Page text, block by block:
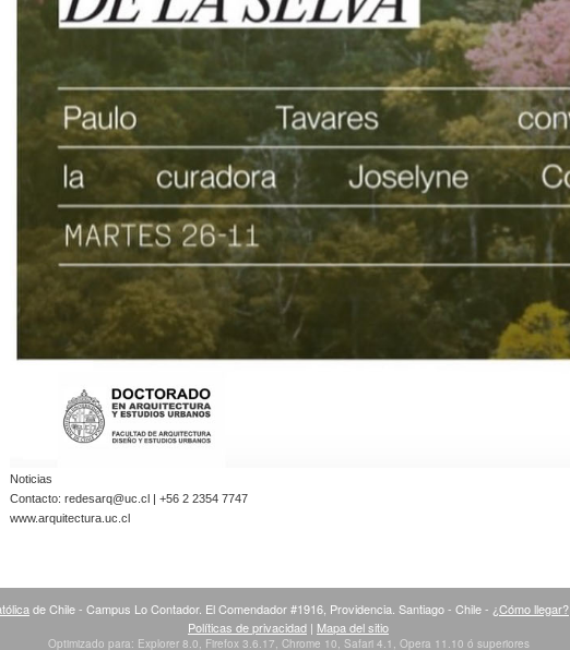
Noticias
Contacto: redesarq@uc.cl
| +56 2 2354 7747
www.arquitectura.uc.cl
de Chile - Campus Lo Contador. El Comendador #1916, Providencia. Santiago - Chile - ¿Cómo llegar?
Políticas de privacidad | Mapa del sitio
Optimizado para: Explorer 8.0, Firefox 3.6.17, Chrome 10, Safari 4.1, Opera 11.10 ó superiores